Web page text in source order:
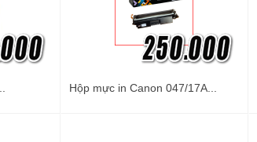
Hộp mực in Canon 047/17A...